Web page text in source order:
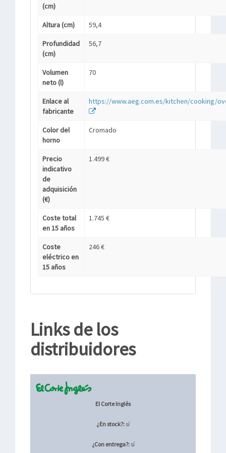
(cm)
Altura (cm) 59,4
Profundidad
(cm)
56,7
Volumen
neto (l)
70
Enlace al
fabricante
https://www.aeg.com.es/kitchen/cooking/
Color del
horno
Cromado
Precio
indicativo
de
adquisición
(€)
1.499 €
Coste total
en 15 años
1.745 €
Coste
eléctrico en
15 años
246 €
Links de los
distribuidores
El Corte Inglés
¿En stock?: sí
¿Con entrega?:sí